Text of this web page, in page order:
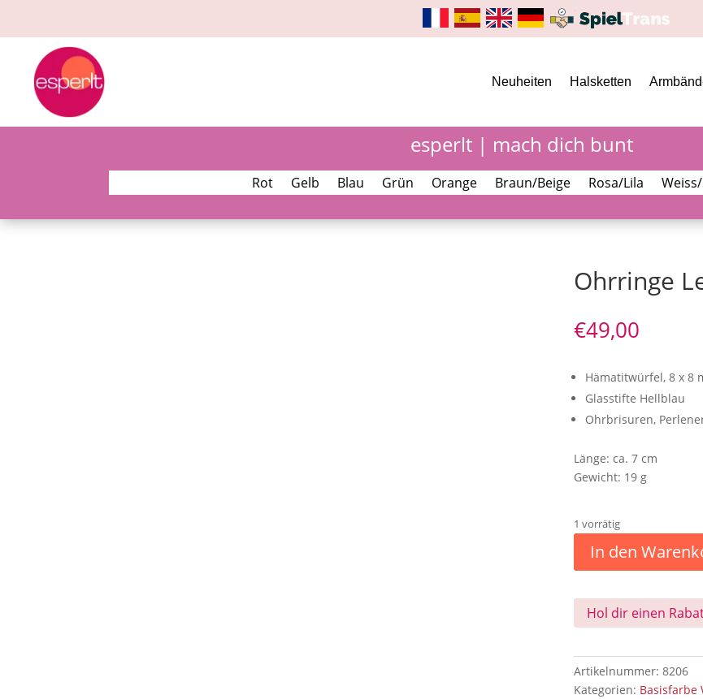
Neuheiten Halsketten
esperlt | mach dich bunt
Rot Gelb Blau Grün Orange Braun/Beige Rosa/Lila
Ohrringe
€49,00
Hämatitwürfel, 8 x 8
Glasstifte Hellblau
Ohrbrisuren,
Länge: ca. 7 cm
Gewicht: 19 g
1 vorrätig
In den
Hol dir einen
Artikelnummer:8206
Kategorien: Basisfarbe